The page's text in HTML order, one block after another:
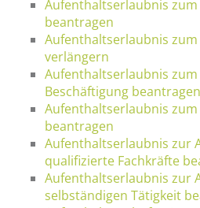
Aufenthaltserlaubnis
beantragen
Aufenthaltserlaubnis
verlängern
Aufenthaltserlaubnis zum
Beschäftigung beantragen
Aufenthaltserlaubnis
beantragen
Aufenthaltserlaubnis zur
qualifizierte Fachkräfte
Aufenthaltserlaubnis zur
selbständigen Tätigkeit